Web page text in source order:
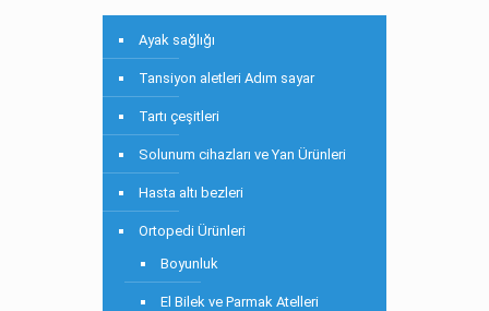
Ayak sağlığı
Tansiyon aletleri Adım sayar
Tartı çeşitleri
Solunum cihazları ve Yan Ürünleri
Hasta altı bezleri
Ortopedi Ürünleri
Boyunluk
El Bilek ve Parmak Atelleri